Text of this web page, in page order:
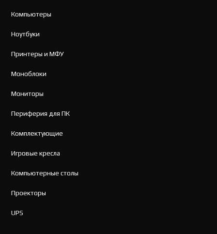
Компьютеры
Ноутбуки
Принтеры и МФУ
Моноблоки
Мониторы
Периферия для ПК
Комплектующие
Игровые кресла
Компьютерные столы
Проекторы
UPS